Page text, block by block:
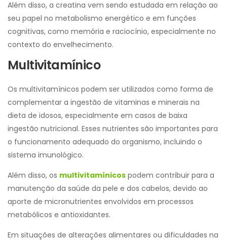
Além disso, a creatina vem sendo estudada em relação ao
seu papel no metabolismo energético e em funções
cognitivas, como memória e raciocínio, especialmente no
contexto do envelhecimento.
Multivitamínico
Os multivitamínicos podem ser utilizados como forma de
complementar a ingestão de vitaminas e minerais na
dieta de idosos, especialmente em casos de baixa
ingestão nutricional. Esses nutrientes são importantes para
o funcionamento adequado do organismo, incluindo o
sistema imunológico.
Além disso, os multivitamínicos podem contribuir para a
manutenção da saúde da pele e dos cabelos, devido ao
aporte de micronutrientes envolvidos em processos
metabólicos e antioxidantes.
Em situações de alterações alimentares ou dificuldades na